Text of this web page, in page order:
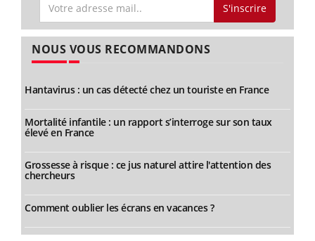
S'inscrire
NOUS VOUS RECOMMANDONS
Hantavirus : un cas détecté chez un touriste en France
Mortalité infantile : un rapport s’interroge sur son taux
élevé en France
Grossesse à risque : ce jus naturel attire l'attention des
chercheurs
Comment oublier les écrans en vacances ?